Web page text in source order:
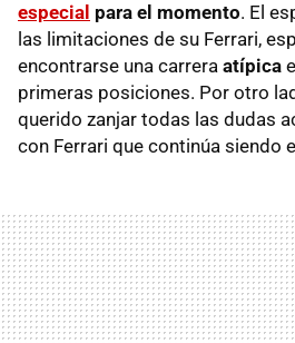
especial para el momento. El
las limitaciones de su Ferrari,
encontrarse una carrera atípica
primeras posiciones. Por otro
querido zanjar todas las dudas
con Ferrari que continúa siendo